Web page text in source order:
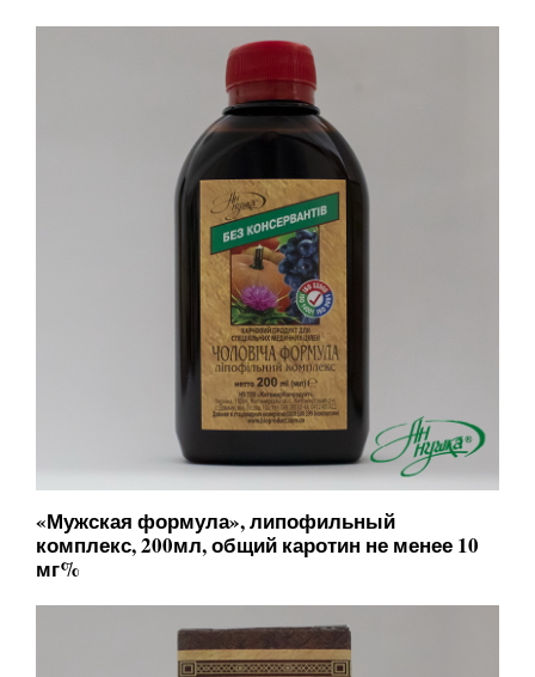
«Мужская формула», липофильный
комплекс, 200мл, общий каротин не менее 10
мг%